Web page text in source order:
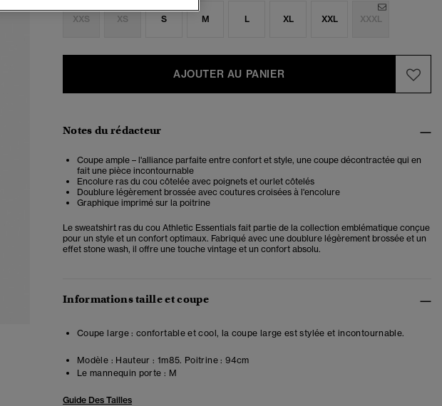
XXS XS S M L XL XXL XXXL
AJOUTER AU PANIER
Notes du rédacteur
Coupe ample – l'alliance parfaite entre confort et style, une coupe décontractée qui en
fait une pièce incontournable
Encolure ras du cou côtelée avec poignets et ourlet côtelés
Doublure légèrement brossée avec coutures croisées à l'encolure
Graphique imprimé sur la poitrine
Le sweatshirt ras du cou Athletic Essentials fait partie de la collection emblématique conçue
pour un style et un confort optimaux. Fabriqué avec une doublure légèrement brossée et un
effet stone wash, il offre une touche vintage et un confort absolu.
Informations taille et coupe
Coupe large : confortable et cool, la coupe large est stylée et incontournable.
Modèle : Hauteur : 1m85. Poitrine : 94cm
Le mannequin porte : M
Guide Des Tailles